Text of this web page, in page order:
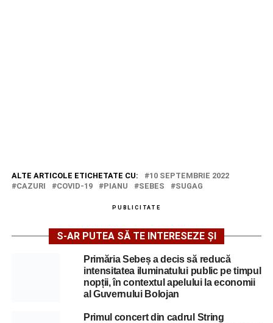
ALTE ARTICOLE ETICHETATE CU:
10 SEPTEMBRIE 2022
CAZURI
COVID-19 PIANU SEBES SUGAG
PUBLICITATE
S-AR PUTEA SĂ TE INTERESEZE ȘI
Primăria Sebeș a decis să reducă
intensitatea iluminatului public pe timpul
nopții, în contextul apelului la economii
al Guvernului Bolojan
Primul concert din cadrul String